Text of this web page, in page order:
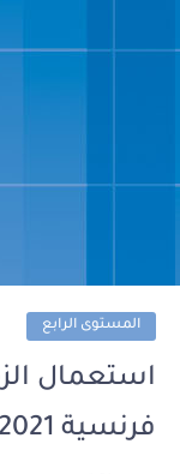
المستوى الرابع
استعمال
فرنسية 2021-2022 WORD